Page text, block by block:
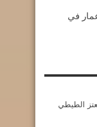
في
الطيطي